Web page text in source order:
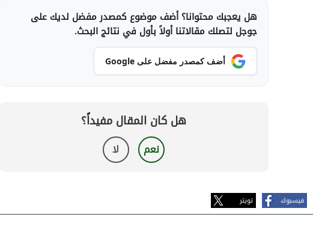
هل يعجبك محتوانا؟ أضف موضوع كمصدر مفضل لديك على
جوجل لتصلك مقالاتنا أولاً بأول في نتائج البحث.
أضف كمصدر مفضل على Google
هل كان المقال مفيداً؟
نعم لا
فيسبوك تويتر